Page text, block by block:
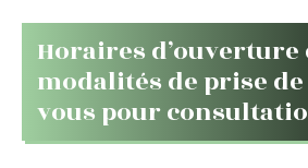
Horaires d’ouverture
modalités de prise
vous pour